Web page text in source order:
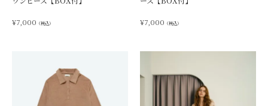
¥7,000 （税込） ¥7,000 （税込）